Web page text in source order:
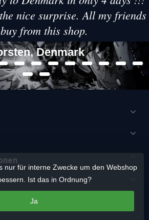
nice surprise. All my friends
from this shop.
Denmark
nur für interne Zwecke um den Webshop
Ist das in Ordnung?
Ja